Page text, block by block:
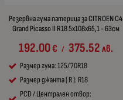
Резервна гума патерица за CITROEN C4
Grand Picasso II R18 5x108x65,1 - 63см
192.00€ / 375.52лв.
Размер гума: 125/70R18
Размер джанта ( R ): R18
PCD / Централен отвор: